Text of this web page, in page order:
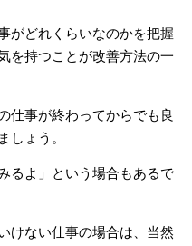
がどれくらいなのかを把握
を持つことが改善方法の一
仕事が終わってからでも良
しょう。
るよ」という場合もあるで
けない仕事の場合は、当然